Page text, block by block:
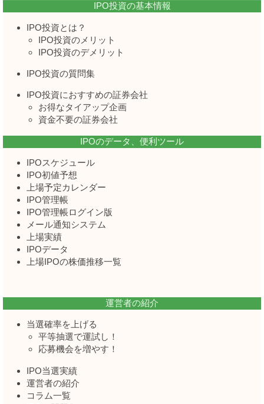
IPO投資の基本情報
IPO投資とは？
IPO投資のメリット
IPO投資のデメリット
IPO投資の質問集
IPO投資におすすめの証券会社
お得なタイアップ企画
資金不要の証券会社
IPOのデータ、便利ツール
IPOスケジュール
IPO初値予想
上場予定カレンダー
IPO管理帳
IPO管理帳ログイン版
メール通知システム
上場実績
IPOデータ
上場IPOの株価推移一覧
運営者の紹介
当選確率を上げる
平等抽選で運試し！
応募機会を増やす！
IPO当選実績
運営者の紹介
コラム一覧